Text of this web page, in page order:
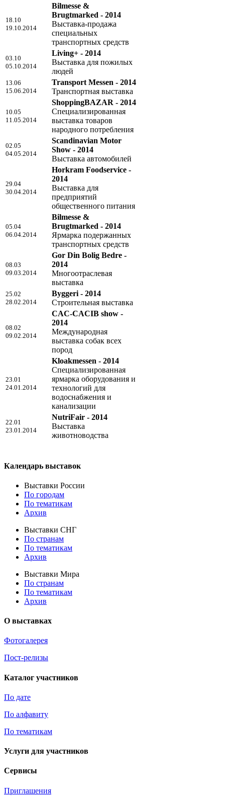
18.10
19.10.2014
Bilmesse &
Brugtmarked - 2014
Выставка-продажа
специальных
транспортных средств
03.10
05.10.2014
Living+ - 2014
Выставка для пожилых
людей
13.06
15.06.2014
Transport Messen - 2014
Транспортная выставка
10.05
11.05.2014
ShoppingBAZAR - 2014
Специализированная
выставка товаров
народного потребления
02.05
04.05.2014
Scandinavian Motor
Show - 2014
Выставка автомобилей
29.04
30.04.2014
Horkram Foodservice -
2014
Выставка для
предприятий
общественного питания
05.04
06.04.2014
Bilmesse &
Brugtmarked - 2014
Ярмарка подержанных
транспортных средств
08.03
09.03.2014
Gor Din Bolig Bedre -
2014
Многоотраслевая
выставка
25.02
28.02.2014
Byggeri - 2014
Строительная выставка
08.02
09.02.2014
CAC-CACIB show -
2014
Международная
выставка собак всех
пород
23.01
24.01.2014
Kloakmessen - 2014
Специализированная
ярмарка оборудования и
технологий для
водоснабжения и
канализации
22.01
23.01.2014
NutriFair - 2014
Выставка
животноводства
Календарь выставок
Выставки России
По городам
По тематикам
Архив
Выставки СНГ
По странам
По тематикам
Архив
Выставки Мира
По странам
По тематикам
Архив
О выставках
Фотогалерея
Пост-релизы
Каталог участников
По дате
По алфавиту
По тематикам
Услуги для участников
Сервисы
Приглашения